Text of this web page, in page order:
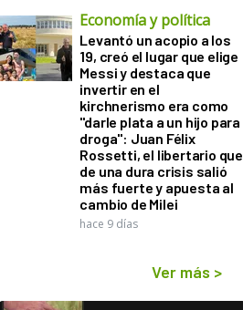
Economía y política
Levantó un acopio a los
19, creó el lugar que elige
Messi y destaca que
invertir en el
kirchnerismo era como
"darle plata a un hijo para
droga": Juan Félix
Rossetti, el libertario que
de una dura crisis salió
más fuerte y apuesta al
cambio de Milei
hace 9 días
Ver más >